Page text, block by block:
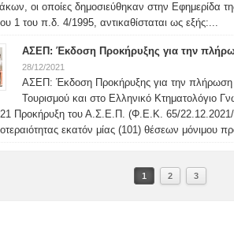
οι οποίες δημοσιεύθηκαν στην Εφημερίδα
1 του π.δ. 4/1995, αντικαθίσταται ως εξής:...
ΑΣΕΠ: Έκδοση Προκήρυξης για την
28/12/2021
ΑΣΕΠ: Έκδοση Προκήρυξης για την πλήρωση
Τουρισμού και στο Ελληνικό Κτηματολόγιο
Προκήρυξη του Α.Σ.Ε.Π. (Φ.Ε.Κ. 65/
εκατόν μίας (101) θέσεων μόνιμου
1 2 3